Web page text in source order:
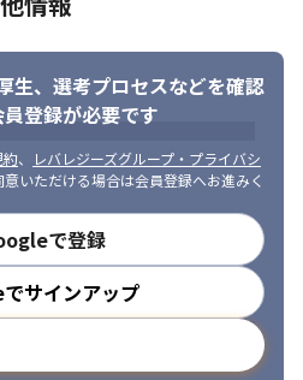
、 選考プロセスなどを確認
登録が必要です
、
レバレジーズグループ・プライバシ
いただける場合は会員登録へお進みく
で登録
サインアップ